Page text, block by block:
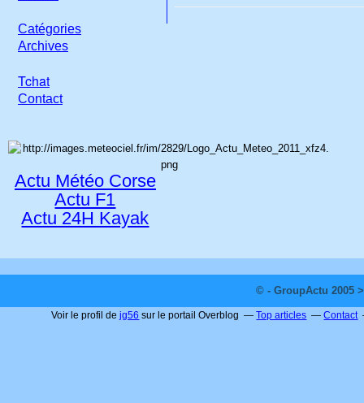
Catégories
Archives
Tchat
Contact
Actu Météo Corse
Actu F1
Actu 24H Kayak
© - GroupActu 2005
Voir le profil dejg56 sur le portail Overblog Top articles Contact